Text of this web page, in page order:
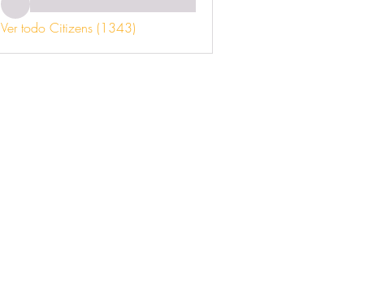
Ver todo Citizens (1343)